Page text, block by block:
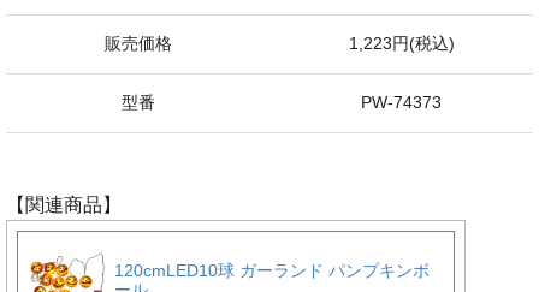
販売価格 1,223円(税込)
型番 PW-74373
【関連商品】